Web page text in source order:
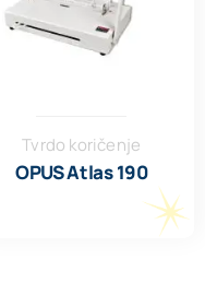
Tvrdo koričenje
OPUS Atlas 190